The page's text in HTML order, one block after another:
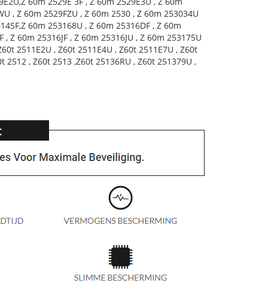
, Z 60m 2529FZU , Z 60m 2530 , Z 60m 253034U
60m 253168U , Z 60m 25316DF , Z 60m
Z 60m 25316JF , Z 60m 25316JU , Z 60m 253175U
2511E2U , Z60t 2511E4U , Z60t 2511E7U , Z60t
2512 , Z60t 2513 ,Z60t 25136RU , Z60t 251379U ,